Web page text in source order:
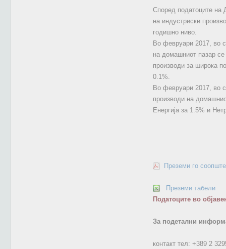
Според податоците на
на индустриски
годишно ниво.
Во февруари 2017, во
на домашниот пазар се
производи за широка
0.1%.
Во февруари 2017, во
производи на
Енергија за 1.5% и
Преземи го
Преземи табели
Податоците во
За подетални
контакт тел: +389 2